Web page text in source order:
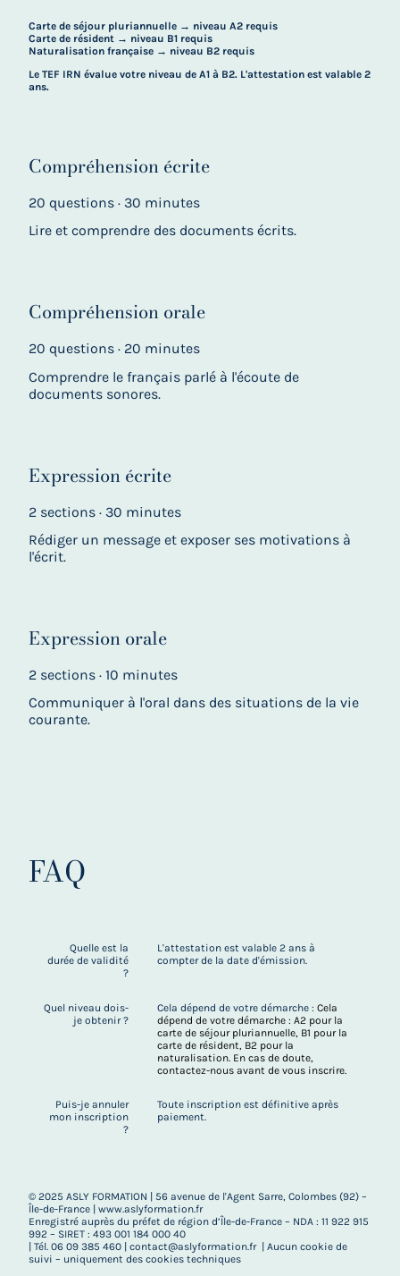
Carte de séjour pluriannuelle → niveau A2 requis
Carte de résident → niveau B1 requis
Naturalisation française → niveau B2 requis
Le TEF IRN évalue votre niveau de A1 à B2. L'attestation est valable 2
ans.
Compréhension écrite
20 questions · 30 minutes
Lire et comprendre des documents écrits.
Compréhension orale
20 questions · 20 minutes
Comprendre le français parlé à l'écoute de
documents sonores.
Expression écrite
2 sections · 30 minutes
Rédiger un message et exposer ses motivations à
l'écrit.
Expression orale
2 sections · 10 minutes
Communiquer à l'oral dans des situations de la vie
courante.
FAQ
Quelle est la
durée de validité
?
L'attestation est valable 2 ans à
compter de la date d'émission.
Quel niveau dois-
je obtenir ?
Cela dépend de votre démarche : Cela
dépend de votre démarche : A2 pour la
carte de séjour pluriannuelle, B1 pour la
carte de résident, B2 pour la
naturalisation. En cas de doute,
contactez-nous avant de vous inscrire.
Puis-je annuler
mon inscription
?
Toute inscription est définitive après
paiement.
© 2025 ASLY FORMATION | 56 avenue de l'Agent Sarre, Colombes (92) –
Île-de-France | www.aslyformation.fr
Enregistré auprès du préfet de région d’Île-de-France – NDA : 11 922 915
992 – SIRET : 493 001 184 000 40
| Tél. 06 09 385 460 | contact@aslyformation.fr | Aucun cookie de
suivi – uniquement des cookies techniques